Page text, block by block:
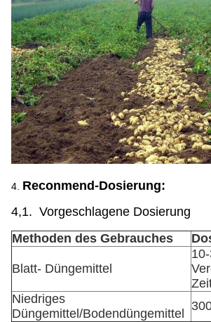
4. Reconmend-Dosierung:
4,1. Vorgeschlagene Dosierung
Methoden des Gebrauches
Blatt- Düngemittel
Niedriges
Düngemittel/Bodendüngemittel